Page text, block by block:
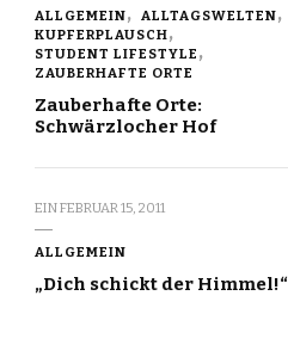
ALLGEMEIN
ALLTAGSWELTEN
KUPFERPLAUSCH
STUDENT LIFESTYLE
ZAUBERHAFTE ORTE
Zauberhafte Orte:
Schwärzlocher Hof
EINFEBRUAR 15, 2011
ALLGEMEIN
„Dich schickt der Himmel!“